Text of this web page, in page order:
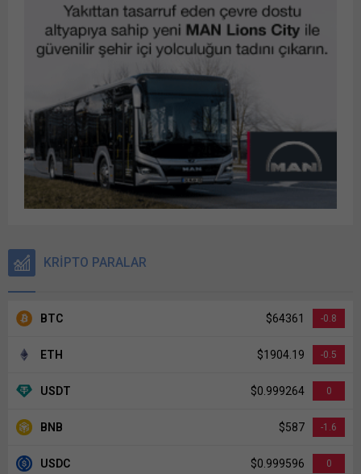
KRİPTO PARALAR
BTC $64361 -0.8
ETH $1904.19 -0.5
USDT $0.999264 0
BNB $587 -1.6
USDC $0.999596 0